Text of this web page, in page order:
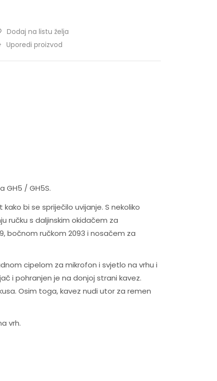
Dodaj na listu želja
Uporedi proizvod
GH5 / GH5S.
bi se spriječilo uvijanje. S nekoliko
ručku s daljinskim okidačem za
bočnom ručkom 2093 i nosačem za
cipelom za mikrofon i svjetlo na vrhu i
i pohranjen je na donjoj strani kavez.
Osim toga, kavez nudi utor za remen
vrh.